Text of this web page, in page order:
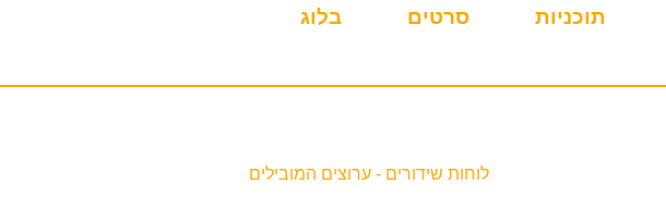
תוכניות סרטים בלוג
לוחות שידורים - ערוצים המובילים